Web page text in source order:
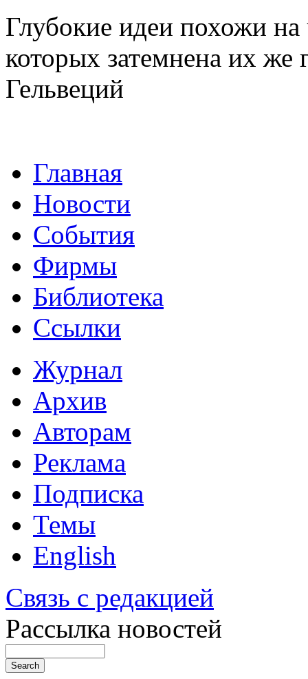
Глубокие идеи похожи
которых затемнена их же
Гельвеций
Главная
Новости
События
Фирмы
Библиотека
Ссылки
Журнал
Архив
Авторам
Реклама
Подписка
Темы
English
Связь с редакцией
Рассылка новостей